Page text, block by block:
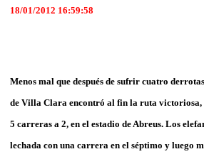
18/01/2012 16:59:58
Menos mal que después de sufrir cuatro
de Villa Clara encontró al fin la ruta victoriosa,
5 carreras a 2, en el estadio de Abreus. Los
lechada con una carrera en el séptimo y luego